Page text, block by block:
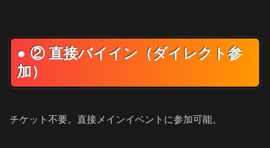
● ② 直接バイイン（ダイレクト参
加）
チケット不要。直接メインイベントに参加可能。